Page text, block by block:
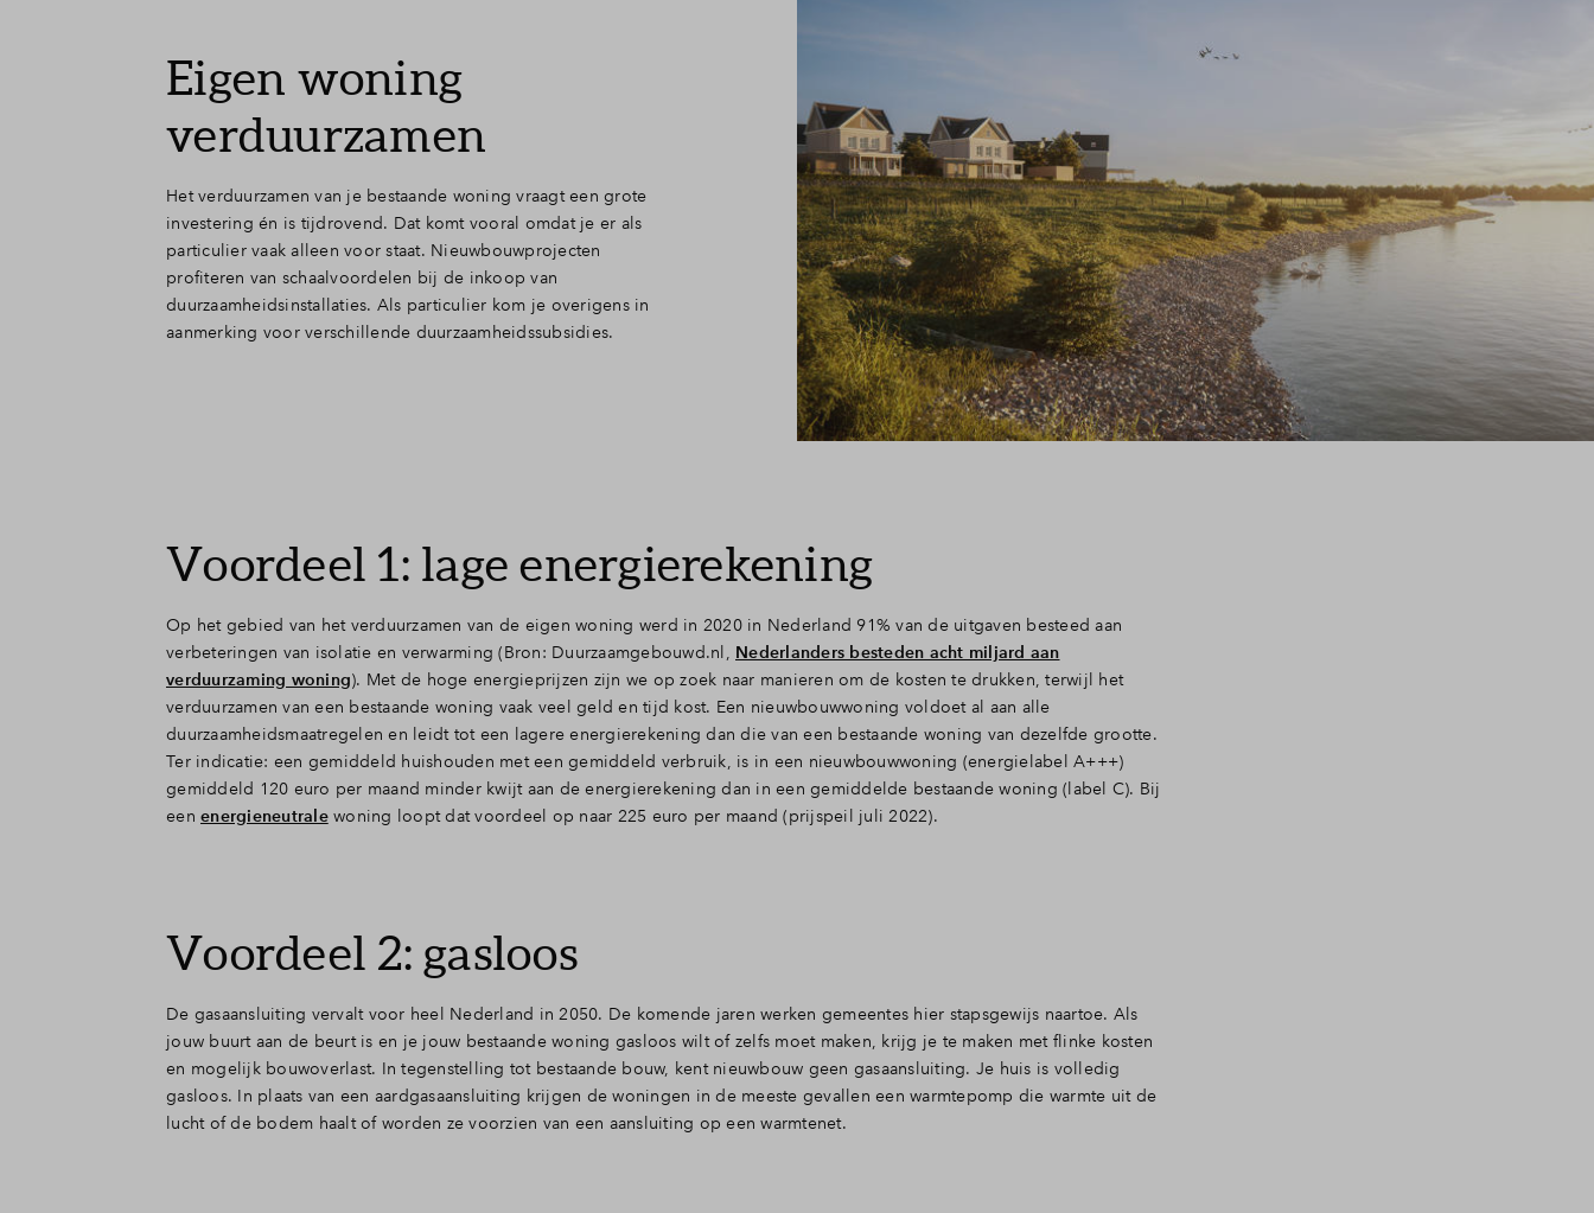
Eigen woning
verduurzamen
Het verduurzamen van je bestaande woning vraagt een grote
investering én is tijdrovend. Dat komt vooral omdat je er als
particulier vaak alleen voor staat. Nieuwbouwprojecten
profiteren van schaalvoordelen bij de inkoop van
duurzaamheidsinstallaties. Als particulier kom je overigens in
aanmerking voor verschillende duurzaamheidssubsidies.
Voordeel 1: lage energierekening
Op het gebied van het verduurzamen van de eigen woning werd in 2020 in Nederland 91% van de uitgaven besteed aan
verbeteringen van isolatie en verwarming (Bron: Duurzaamgebouwd.nl, Nederlanders besteden acht miljard aan
verduurzaming woning). Met de hoge energieprijzen zijn we op zoek naar manieren om de kosten te drukken, terwijl het
verduurzamen van een bestaande woning vaak veel geld en tijd kost. Een nieuwbouwwoning voldoet al aan alle
duurzaamheidsmaatregelen en leidt tot een lagere energierekening dan die van een bestaande woning van dezelfde grootte.
Ter indicatie: een gemiddeld huishouden met een gemiddeld verbruik, is in een nieuwbouwwoning (energielabel A+++)
gemiddeld 120 euro per maand minder kwijt aan de energierekening dan in een gemiddelde bestaande woning (label C). Bij
een energieneutralewoning loopt dat voordeel op naar 225 euro per maand (prijspeil juli 2022).
Voordeel 2: gasloos
De gasaansluiting vervalt voor heel Nederland in 2050. De komende jaren werken gemeentes hier stapsgewijs naartoe. Als
jouw buurt aan de beurt is en je jouw bestaande woning gasloos wilt of zelfs moet maken, krijg je te maken met flinke kosten
en mogelijk bouwoverlast. In tegenstelling tot bestaande bouw, kent nieuwbouw geen gasaansluiting. Je huis is volledig
gasloos. In plaats van een aardgasaansluiting krijgen de woningen in de meeste gevallen een warmtepomp die warmte uit de
lucht of de bodem haalt of worden ze voorzien van een aansluiting op een warmtenet.